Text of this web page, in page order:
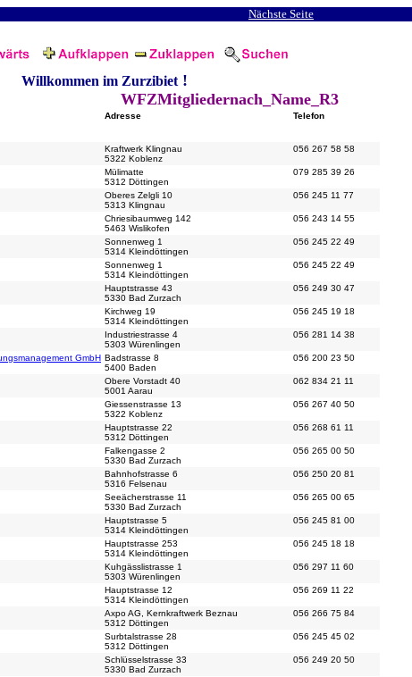
Nächste Seite
Willkommen im Zurzibiet!
WFZMitgliedernach_Name_R3
Adresse Telefon
Kraftwerk Klingnau
5322 Koblenz
056 267 58 58
Mülimatte
5312 Döttingen
079 285 39 26
Oberes Zelgli 10
5313 Klingnau
056 245 11 77
Chriesibaumweg 142
5463 Wislikofen
056 243 14 55
Sonnenweg 1
5314 Kleindöttingen
056 245 22 49
Sonnenweg 1
5314 Kleindöttingen
056 245 22 49
Hauptstrasse 43
5330 Bad Zurzach
056 249 30 47
Kirchweg 19
5314 Kleindöttingen
056 245 19 18
Industriestrasse 4
5303 Würenlingen
056 281 14 38
GmbH Badstrasse 8
5400 Baden
056 200 23 50
Obere Vorstadt 40
5001 Aarau
062 834 21 11
Giessenstrasse 13
5322 Koblenz
056 267 40 50
Hauptstrasse 22
5312 Döttingen
056 268 61 11
Falkengasse 2
5330 Bad Zurzach
056 265 00 50
Bahnhofstrasse 6
5316 Felsenau
056 250 20 81
Seeächerstrasse 11
5330 Bad Zurzach
056 265 00 65
Hauptstrasse 5
5314 Kleindöttingen
056 245 81 00
Hauptstrasse 253
5314 Kleindöttingen
056 245 18 18
Kuhgässlistrasse 1
5303 Würenlingen
056 297 11 60
Hauptstrasse 12
5314 Kleindöttingen
056 269 11 22
Axpo AG, Kernkraftwerk Beznau
5312 Döttingen
056 266 75 84
Surbtalstrasse 28
5312 Döttingen
056 245 45 02
Schlüsselstrasse 33
5330 Bad Zurzach
056 249 20 50